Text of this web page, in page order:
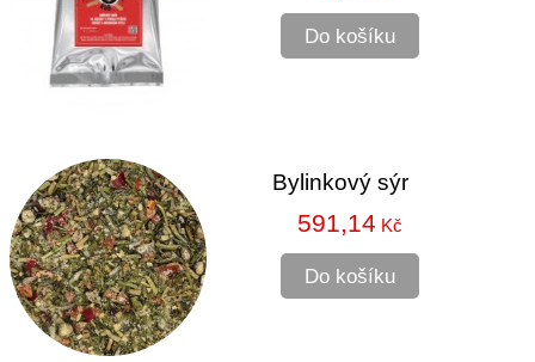
Do košíku
Bylinkový sýr
591,14 Kč
Do košíku